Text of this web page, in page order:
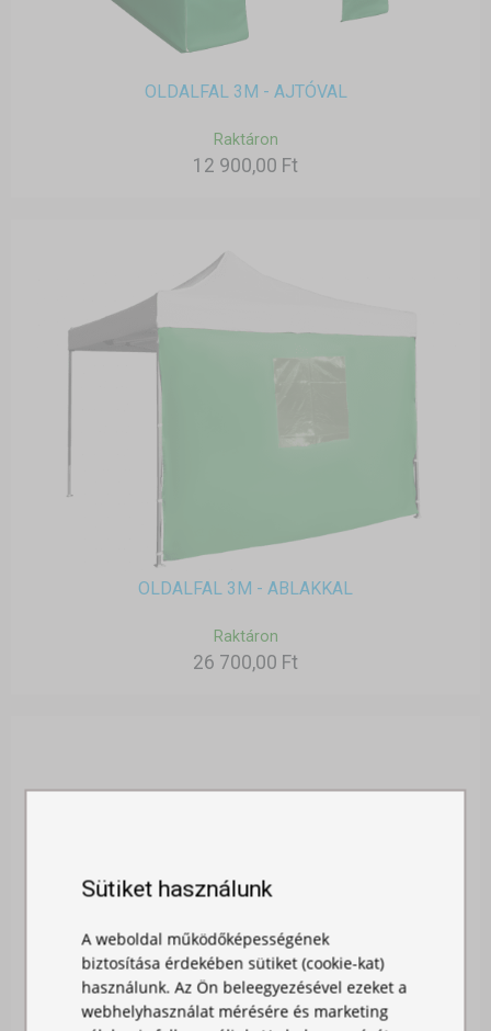
OLDALFAL 3M - AJTÓVAL
Raktáron
12 900,00 Ft
OLDALFAL 3M - ABLAKKAL
Raktáron
26 700,00 Ft
Sütiket használunk
A weboldal működőképességének
biztosítása érdekében sütiket (cookie-kat)
használunk. Az Ön beleegyezésével ezeket a
webhelyhasználat mérésére és marketing